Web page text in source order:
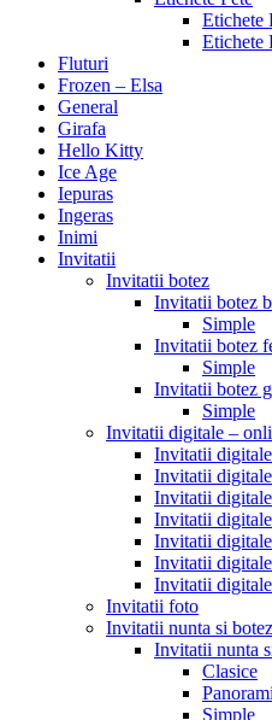
Etichete
Etichete
Fluturi
Frozen – Elsa
General
Girafa
Hello Kitty
Ice Age
Iepuras
Ingeras
Inimi
Invitatii
Invitatii botez
Invitatii botez
Simple
Invitatii botez
Simple
Invitatii botez
Simple
Invitatii digitale –
Invitatii
Invitatii
Invitatii
Invitatii
Invitatii
Invitatii
Invitatii
Invitatii foto
Invitatii nunta si botez
Invitatii nunta
Clasice
Simple